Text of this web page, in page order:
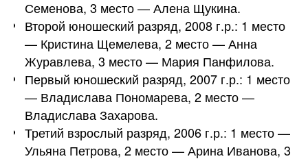
Семенова, 3 место — Алена Щукина.
Второй юношеский разряд, 2008 г.р.: 1 место
— Кристина Щемелева, 2 место — Анна
Журавлева, 3 место — Мария Панфилова.
Первый юношеский разряд, 2007 г.р.: 1 место
— Владислава Пономарева, 2 место —
Владислава Захарова.
Третий взрослый разряд, 2006 г.р.: 1 место —
Ульяна Петрова, 2 место — Арина Иванова, 3